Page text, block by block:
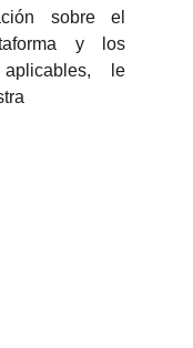
sobre el
y los
le